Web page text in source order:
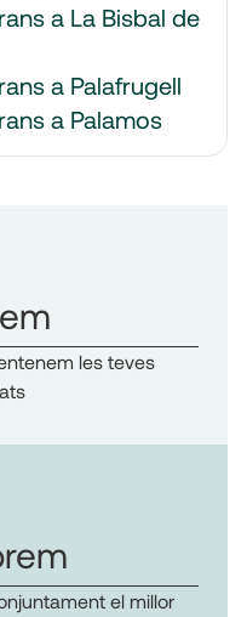
a La Bisbal de
a Palafrugell
a Palamos
les teves
el millor